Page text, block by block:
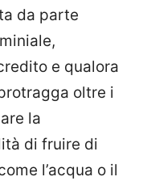
da parte
e qualora
oltre i
la
di fruire di
l’acqua o il